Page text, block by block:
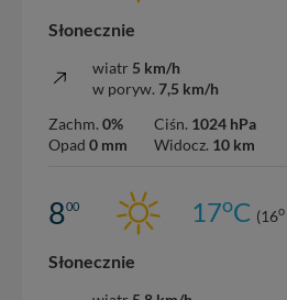
Słonecznie
wiatr 5 km/h
w poryw. 7,5 km/h
Zachm. 0%
Opad 0 mm
Ciśn. 1024 hPa
Widocz. 10 km
800 17oC (16o
Słonecznie